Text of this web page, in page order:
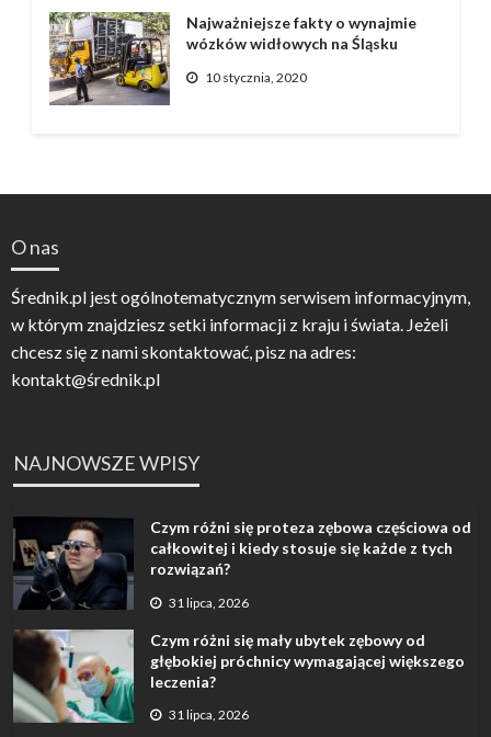
Najważniejsze fakty o wynajmie
wózków widłowych na Śląsku
10 stycznia, 2020
O nas
Średnik.pl jest ogólnotematycznym serwisem informacyjnym,
w którym znajdziesz setki informacji z kraju i świata. Jeżeli
chcesz się z nami skontaktować, pisz na adres:
kontakt@średnik.pl
NAJNOWSZE WPISY
Czym różni się proteza zębowa częściowa od
całkowitej i kiedy stosuje się każde z tych
rozwiązań?
31 lipca, 2026
Czym różni się mały ubytek zębowy od
głębokiej próchnicy wymagającej większego
leczenia?
31 lipca, 2026